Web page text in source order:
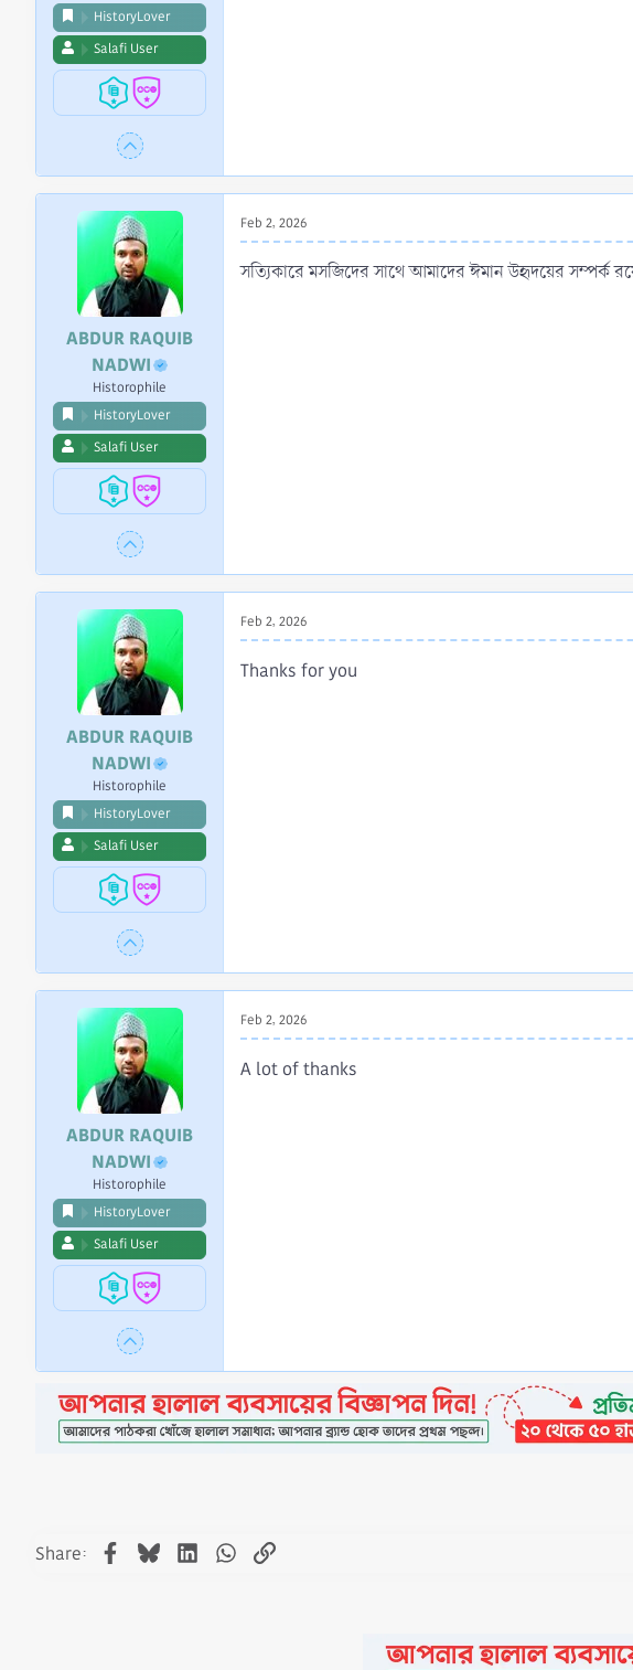
HistoryLover
Salafi User
ABDUR RAQUIB
NADWI
Historophile
HistoryLover
Salafi User
Feb 2, 2026
সত্যিকারে মসজিদের সাথে আমাদের ঈমান উহৃদয়ের
ABDUR RAQUIB
NADWI
Historophile
HistoryLover
Salafi User
Feb 2, 2026
Thanks for you
ABDUR RAQUIB
NADWI
Historophile
HistoryLover
Salafi User
Feb 2, 2026
A lot of thanks
Share: Facebook
BlueskyLinkedInWhatsApp
Link